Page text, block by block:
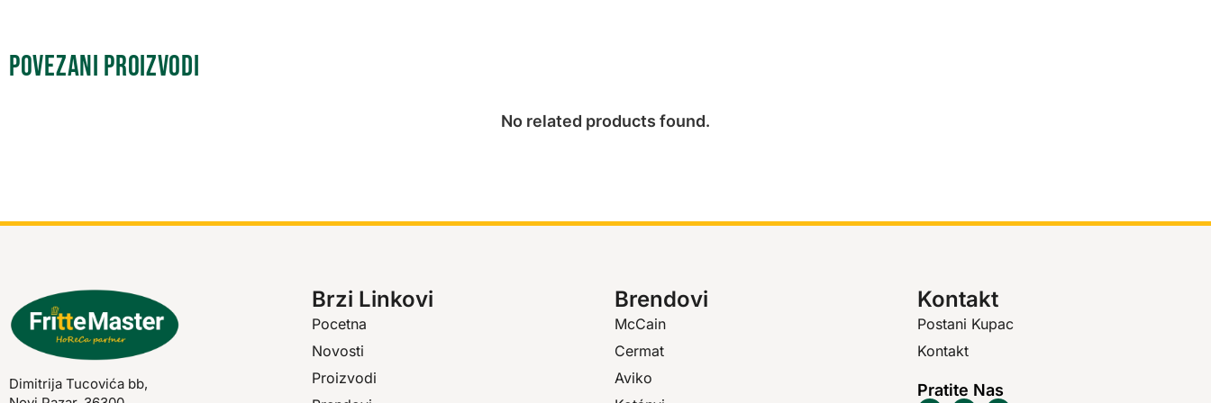
Povezani proizvodi
No related products found.
Dimitrija Tucovića bb,
Brzi Linkovi
Pocetna
Novosti
Proizvodi
Brendovi
McCain
Cermat
Aviko
Kontakt
Postani Kupac
Kontakt
Pratite Nas